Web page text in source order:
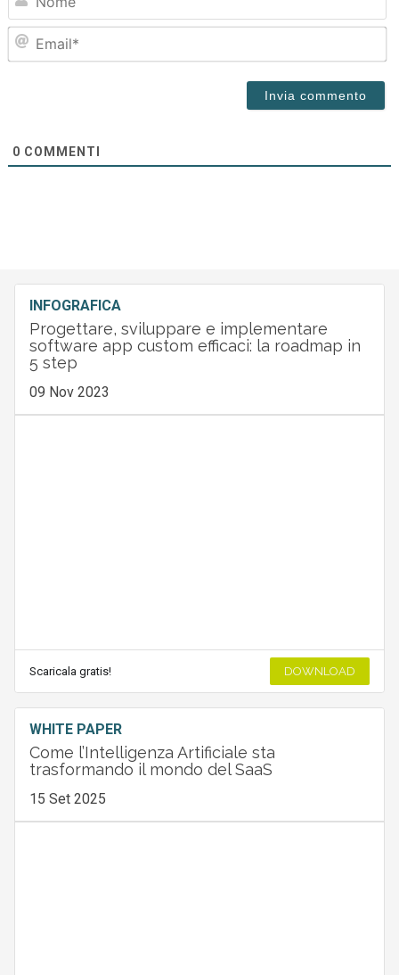
0 COMMENTI
INFOGRAFICA
Progettare, sviluppare e implementare
software app custom efficaci: la roadmap in
5 step
09 Nov 2023
Scaricala gratis! DOWNLOAD
WHITE PAPER
Come l’Intelligenza Artificiale sta
trasformando il mondo del SaaS
15 Set 2025